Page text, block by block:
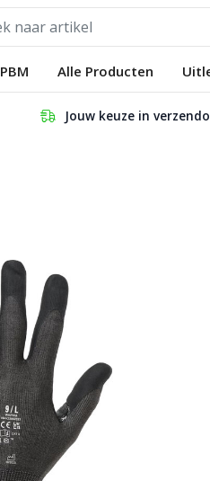
PBM Alle Producten
Jouw keuze in